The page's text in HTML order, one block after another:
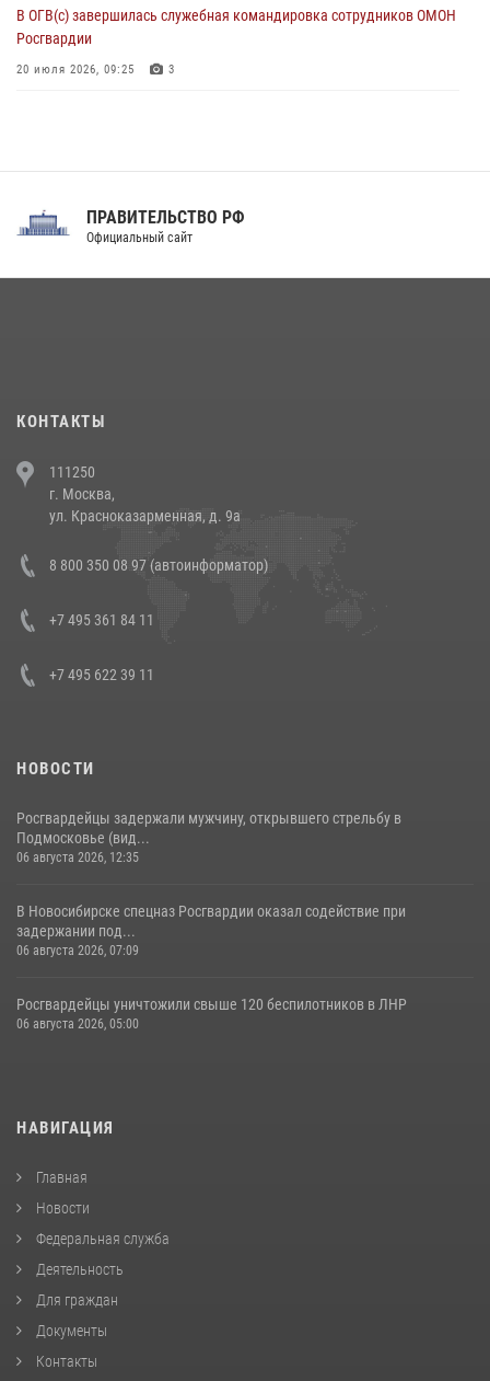
В ОГВ(с) завершилась служебная командировка сотрудников ОМОН
Росгвардии
20 июля 2026, 09:25 3
Праздник «Один день с Росгвардией» к 105-летию Центрального
напавших на бригаду скорой помощи (видео)
14 июля 2026, 12:20
В Росгвардии прошла военно-научная конференция по обобщению
боевого опыта
ПРАВИТЕЛЬСТВО РФ
Официальный сайт
КОНТАКТЫ
111250
г. Москва,
ул. Красноказарменная, д. 9а
8 800 350 08 97 (автоинформатор)
+7 495 361 84 11
+7 495 622 39 11
НОВОСТИ
Росгвардейцы задержали мужчину, открывшего стрельбу в
Подмосковье (вид...
06 августа 2026, 12:35
В Новосибирске спецназ Росгвардии оказал содействие при
задержании под...
06 августа 2026, 07:09
Росгвардейцы уничтожили свыше 120 беспилотников в ЛНР
06 августа 2026, 05:00
НАВИГАЦИЯ
Главная
Новости
Федеральная служба
Деятельность
Для граждан
Документы
Контакты